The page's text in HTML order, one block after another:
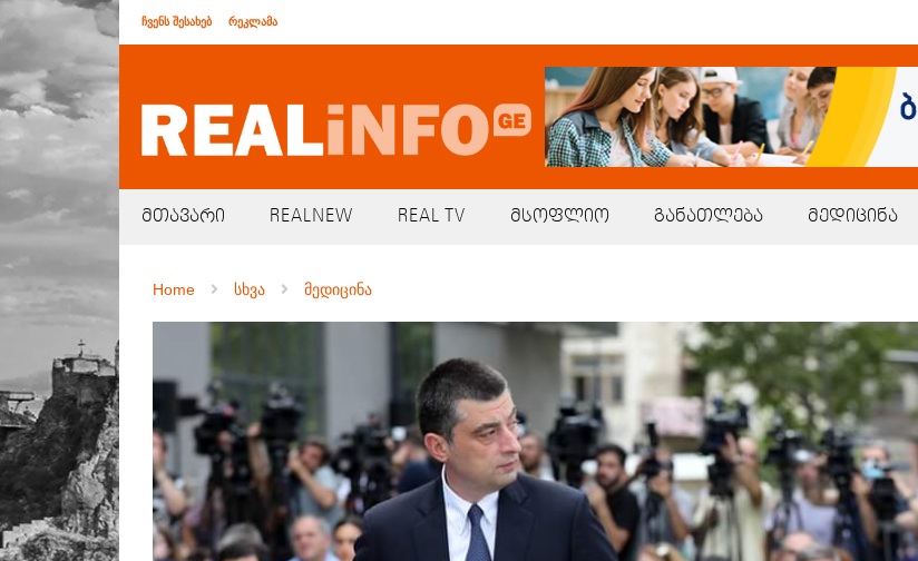
ჩვენს შესახებ რეკლამა
მთავარი REALNEW REAL TV მსოფლიო განათლება მედიცინა
Home სხვა მედიცინა